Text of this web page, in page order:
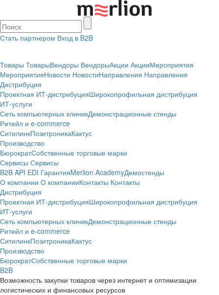
Стать партнером Вход в B2B
Товары ТоварыВендоры ВендорыАкции АкцииМероприятия
МероприятияНовости НовостиНаправления Направления
Дистрибуция
Проектная ИТ-дистрибуцияШирокопрофильная дистрибуция
ИТ-услуги
Сеть компьютерных клиникДемонстрационные стенды
Ритейл и e-commerce
СитилинкПозитроникаКактус
Производство
БюрократСобственные торговые марки
Сервисы Сервисы
B2B API EDI ГарантияMerlion AcademyДемостенды
О компании О компанииКонтакты Контакты
Дистрибуция
Проектная ИТ-дистрибуцияШирокопрофильная дистрибуция
ИТ-услуги
Сеть компьютерных клиникДемонстрационные стенды
Ритейл и e-commerce
СитилинкПозитроникаКактус
Производство
БюрократСобственные торговые марки
B2B
Возможность закупки товаров через интернет и оптимизации
логистических и финансовых ресурсов